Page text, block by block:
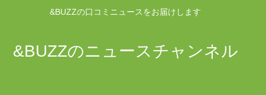
&BUZZの口コミニュースをお届けします
&BUZZのニュースチャンネル